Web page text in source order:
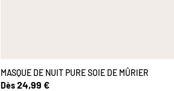
MASQUE DE NUIT PURE SOIE DE MÛRIER
Dès24,99 €